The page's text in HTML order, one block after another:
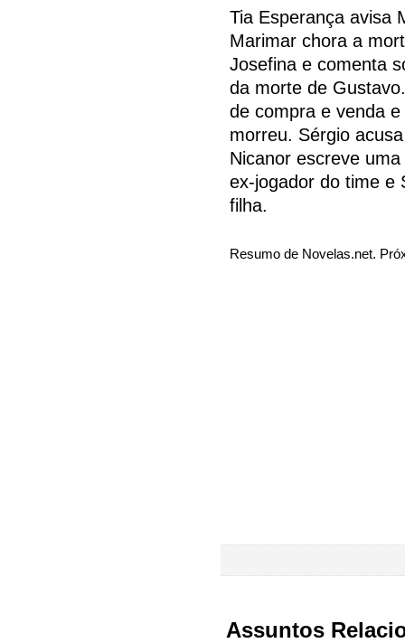
Tia Esperança avisa
Marimar chora a
Josefina e comenta
da morte de
de compra e venda
morreu. Sérgio
Nicanor escreve
ex-jogador do time e
filha.
Resumo de Novelas.net.
Assuntos